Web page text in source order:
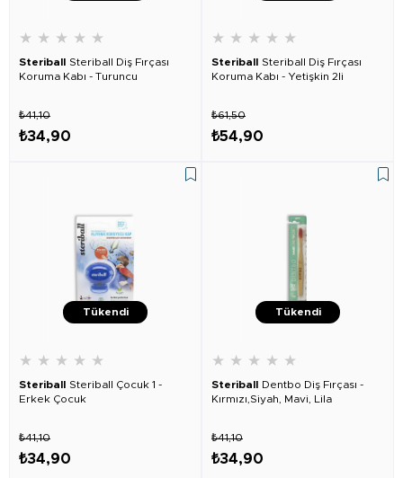
★ ★ ★ ★ ★
Steriball Steriball Diş Fırçası
Koruma Kabı - Turuncu
₺34,90
₺41,10
★ ★ ★ ★ ★
Steriball Steriball Diş Fırçası
Koruma Kabı - Yetişkin 2li
₺54,90
₺61,50
Tükendi
★ ★ ★ ★ ★
Steriball Steriball Çocuk 1 -
Erkek Çocuk
₺34,90
₺41,10
Tükendi
★ ★ ★ ★ ★
Steriball Dentbo Diş Fırçası -
Kırmızı,Siyah, Mavi, Lila
₺34,90
₺41,10